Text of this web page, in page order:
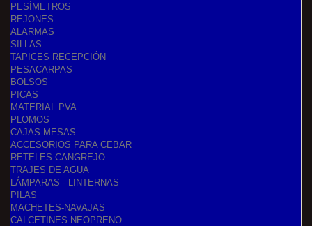
PESÍMETROS
REJONES
ALARMAS
SILLAS
TAPICES RECEPCIÓN
PESACARPAS
BOLSOS
PICAS
MATERIAL PVA
PLOMOS
CAJAS-MESAS
ACCESORIOS PARA CEBAR
RETELES CANGREJO
TRAJES DE AGUA
LÁMPARAS - LINTERNAS
PILAS
MACHETES-NAVAJAS
CALCETINES NEOPRENO